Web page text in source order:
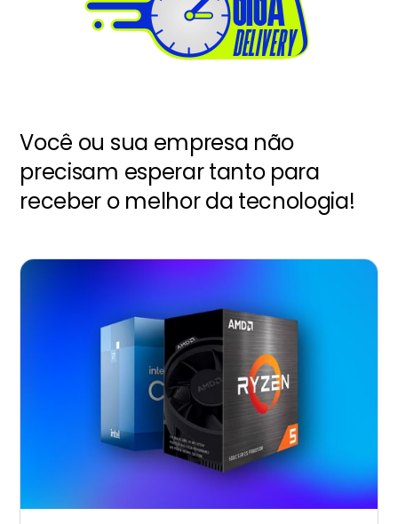
Você ou sua empresa não
precisam esperar tanto para
receber o melhor da tecnologia!